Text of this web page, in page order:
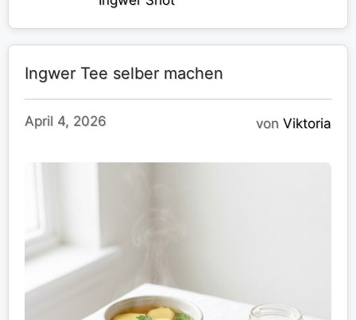
Ingwer Tee selber machen
April 4, 2026 von Viktoria